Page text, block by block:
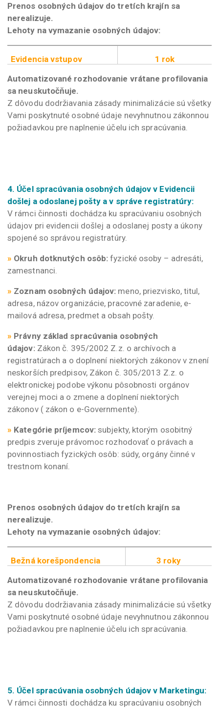
Prenos osobných údajov do tretích krajín sa
nerealizuje.
Lehoty na vymazanie osobných údajov:
Evidencia vstupov
1 rok
Automatizované rozhodovanie vrátane profilovania
sa neuskutočňuje.
Z dôvodu dodržiavania zásady minimalizácie sú všetky
Vami poskytnuté osobné údaje nevyhnutnou zákonnou
požiadavkou pre naplnenie účelu ich spracúvania.
4. Účel spracúvania osobných údajov v Evidencii
došlej a odoslanej pošty a v správe registratúry:
V rámci činnosti dochádza ku spracúvaniu osobných
údajov pri evidencii došlej a odoslanej posty a úkony
spojené so správou registratúry.
» Okruh dotknutých osôb: fyzické osoby – adresáti,
zamestnanci.
» Zoznam osobných údajov: meno, priezvisko, titul,
adresa, názov organizácie, pracovné zaradenie, e-
mailová adresa, predmet a obsah pošty.
» Právny základ spracúvania osobných
údajov:Zákon č. 395/2002 Z.z. o archívoch a
registratúrach a o doplnení niektorých zákonov v znení
neskorších predpisov, Zákon č. 305/2013 Z.z. o
elektronickej podobe výkonu pôsobnosti orgánov
verejnej moci a o zmene a doplnení niektorých
zákonov ( zákon o e-Governmente).
» Kategórie príjemcov: subjekty, ktorým osobitný
predpis zveruje právomoc rozhodovať o právach a
povinnostiach fyzických osôb: súdy, orgány činné v
trestnom konaní.
Prenos osobných údajov do tretích krajín sa
nerealizuje.
Lehoty na vymazanie osobných údajov:
Bežná korešpondencia
3 roky
Automatizované rozhodovanie vrátane profilovania
sa neuskutočňuje.
Z dôvodu dodržiavania zásady minimalizácie sú všetky
Vami poskytnuté osobné údaje nevyhnutnou zákonnou
požiadavkou pre naplnenie účelu ich spracúvania.
5. Účel spracúvania osobných údajov v Marketingu:
V rámci činnosti dochádza ku spracúvaniu osobných